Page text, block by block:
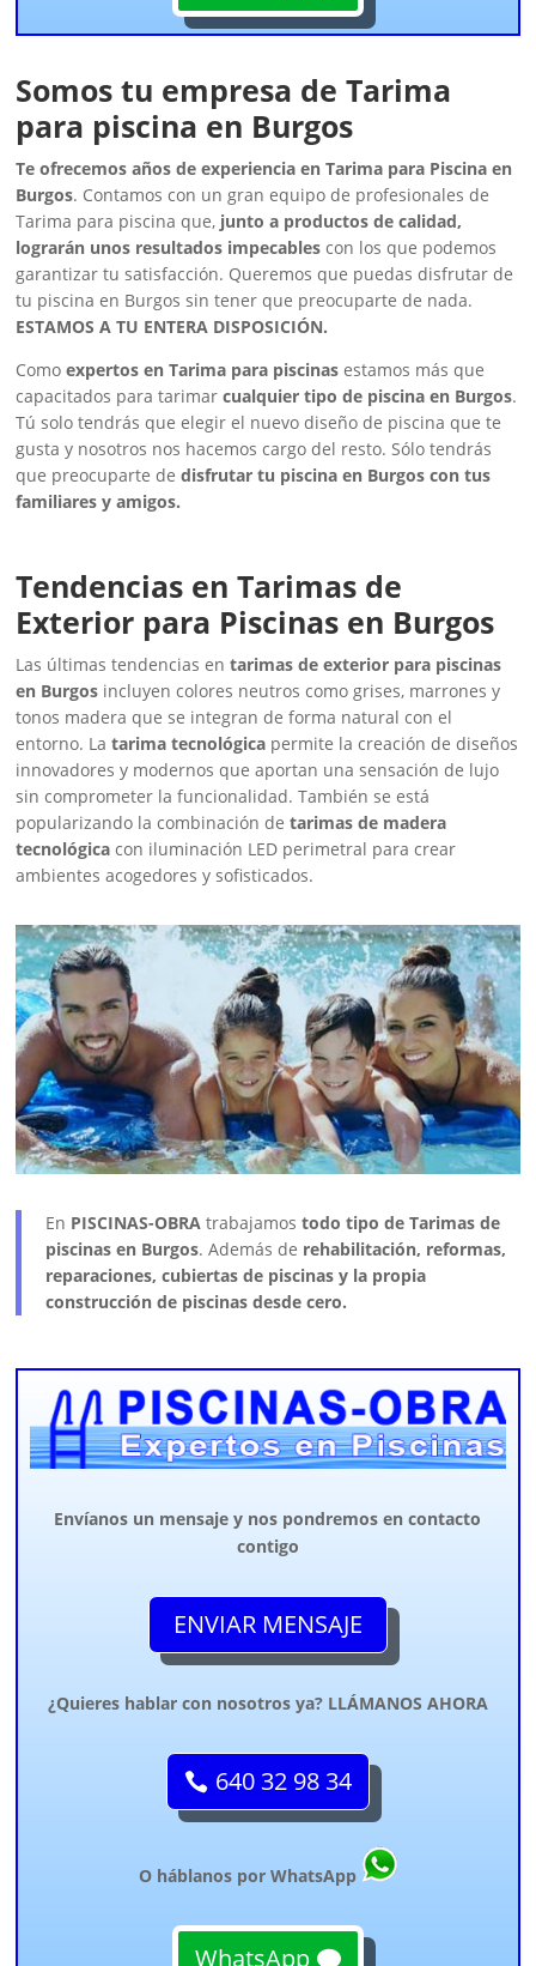
Somos tu empresa de Tarima
para piscina en Burgos
Te ofrecemos años de experiencia en Tarima para Piscina en
Burgos. Contamos con un gran equipo de profesionales de
Tarima para piscina que, junto a productos de calidad,
lograrán unos resultados impecables con los que podemos
garantizar tu satisfacción. Queremos que puedas disfrutar de
tu piscina en Burgos sin tener que preocuparte de nada.
ESTAMOS A TU ENTERA DISPOSICIÓN.
Comoexpertos en Tarima para piscinas estamos más que
capacitados para tarimarcualquier tipo de piscina en Burgos.
Tú solo tendrás que elegir el nuevo diseño de piscina que te
gusta y nosotros nos hacemos cargo del resto. Sólo tendrás
que preocuparte dedisfrutar tu piscina en Burgos con tus
familiares y amigos.
Tendencias en Tarimas de
Exterior para Piscinas en Burgos
Las últimas tendencias entarimas de exterior para piscinas
en Burgos incluyen colores neutros como grises, marrones y
tonos madera que se integran de forma natural con el
entorno. Latarima tecnológica permite la creación de diseños
innovadores y modernos que aportan una sensación de lujo
sin comprometer la funcionalidad. También se está
popularizando la combinación detarimas de madera
tecnológica con iluminación LED perimetral para crear
ambientes acogedores y sofisticados.
En PISCINAS-OBRA trabajamostodo tipo de Tarimas de
piscinas en Burgos. Además de rehabilitación, reformas,
reparaciones, cubiertas de piscinas y la propia
construcción de piscinas desde cero.
Envíanos un mensaje y nos pondremos en contacto
contigo
ENVIAR MENSAJE
¿Quieres hablar con nosotros ya? LLÁMANOS AHORA
640 32 98 34
O háblanos por WhatsApp
WhatsApp